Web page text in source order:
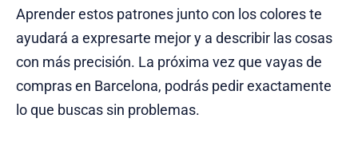
Aprender estos patrones junto con los colores te
ayudará a expresarte mejor y a describir las cosas
con más precisión. La próxima vez que vayas de
compras en Barcelona, podrás pedir exactamente
lo que buscas sin problemas.